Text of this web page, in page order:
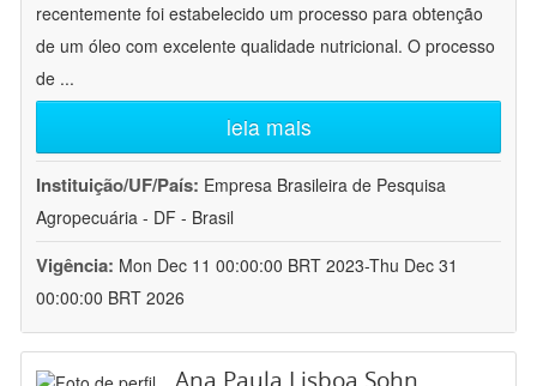
recentemente foi estabelecido um processo para obtenção
de um óleo com excelente qualidade nutricional. O processo
de ...
leia mais
Instituição/UF/País: Empresa Brasileira de Pesquisa
Agropecuária - DF - Brasil
Vigência: Mon Dec 11 00:00:00 BRT 2023-Thu Dec 31
00:00:00 BRT 2026